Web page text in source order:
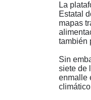
La
Estatal
mapas
también
Sin
siete de
enmalle